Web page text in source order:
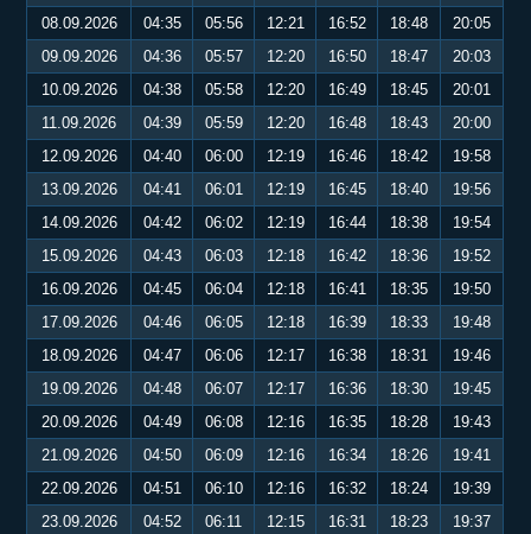
08.09.2026
04:35 05:56 12:21 16:52 18:48
20:05
09.09.2026
04:36 05:57 12:20 16:50 18:47
20:03
10.09.2026
04:38 05:58 12:20 16:49 18:45
20:01
11.09.2026
04:39 05:59 12:20 16:48 18:43
20:00
12.09.2026
04:40 06:00 12:19 16:46 18:42
19:58
13.09.2026
04:41 06:01 12:19 16:45 18:40
19:56
14.09.2026
04:42 06:02 12:19 16:44 18:38
19:54
15.09.2026
04:43 06:03 12:18 16:42 18:36
19:52
16.09.2026
04:45 06:04 12:18 16:41 18:35
19:50
17.09.2026
04:46 06:05 12:18 16:39 18:33
19:48
18.09.2026
04:47 06:06 12:17 16:38 18:31
19:46
19.09.2026
04:48 06:07 12:17 16:36 18:30
19:45
20.09.2026
04:49 06:08 12:16 16:35 18:28
19:43
21.09.2026
04:50 06:09 12:16 16:34 18:26
19:41
22.09.2026
04:51 06:10 12:16 16:32 18:24
19:39
23.09.2026
04:52 06:11 12:15 16:31 18:23
19:37